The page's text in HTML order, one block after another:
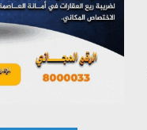
تستمعون لبرنامج (مع
يوليو 26, 2026